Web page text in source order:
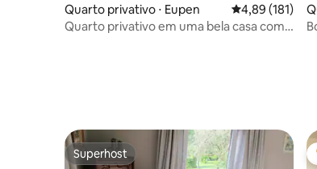
Quarto privativo ⋅ Eupen 4,89 de uma
4,89 (181)
Quarto privativo em uma bela casa com
Superhost
Superhost